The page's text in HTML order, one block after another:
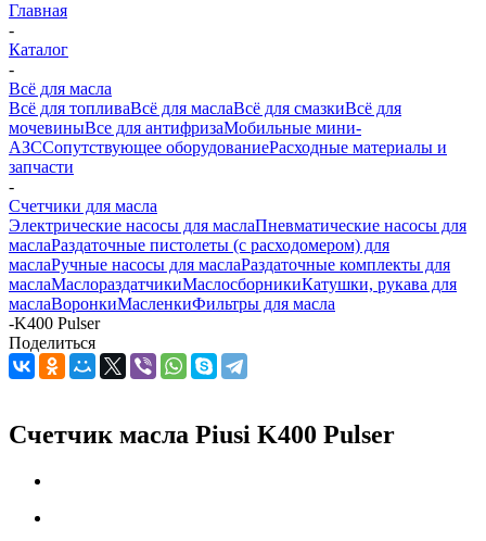
Главная
-
Каталог
-
Всё для масла
Всё для топливаВсё для маслаВсё для смазкиВсё для
мочевиныВсе для антифризаМобильные мини-
АЗССопутствующее оборудованиеРасходные материалы и
запчасти
-
Счетчики для масла
Электрические насосы для маслаПневматические насосы для
маслаРаздаточные пистолеты (с расходомером) для
маслаРучные насосы для маслаРаздаточные комплекты для
маслаМаслораздатчикиМаслосборникиКатушки, рукава для
маслаВоронкиМасленкиФильтры для масла
-K400 Pulser
Поделиться
Счетчик масла Piusi K400 Pulser